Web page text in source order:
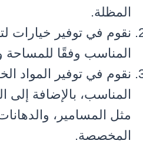
المظلة.
نقوم في توفير خيارات
المناسب وفقًا للمساحة
نقوم في توفير المواد
المناسب، بالإضافة إلى
مثل المسامير،
المخصصة.